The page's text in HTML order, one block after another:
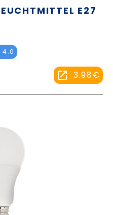
E27
4.0
3.98€